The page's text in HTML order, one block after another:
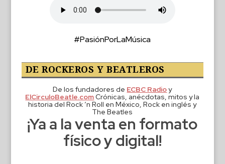
#PasiónPorLaMúsica
DE ROCKEROS Y BEATLEROS
De los fundadores de ECBC Radioy
ElCirculoBeatle.comCrónicas, anécdotas, mitos y la
historia del Rock ‘n Roll en México, Rock en inglés y
The Beatles
¡Ya a la venta en formato
físico y digital!